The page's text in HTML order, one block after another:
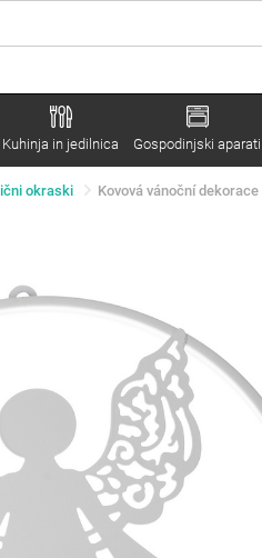
Kuhinja in jedilnica Gospodinjski aparati
okraski Kovová vánoční